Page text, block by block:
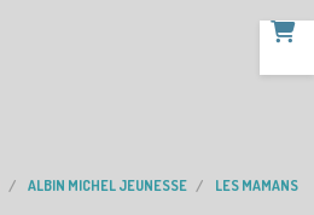
ALBIN MICHEL JEUNESSE LES MAMANS